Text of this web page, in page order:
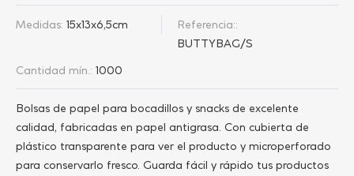
Bolsas de papel para bocadillos y snacks de excelente
calidad, fabricadas en papel antigrasa. Con cubierta de
plástico transparente para ver el producto y microperforado
para conservarlo fresco. Guarda fácil y rápido tus productos
Medidas: 15x13x6,5cm
Referencia::
BUTTYBAG/S
Cantidad mín.: 1000